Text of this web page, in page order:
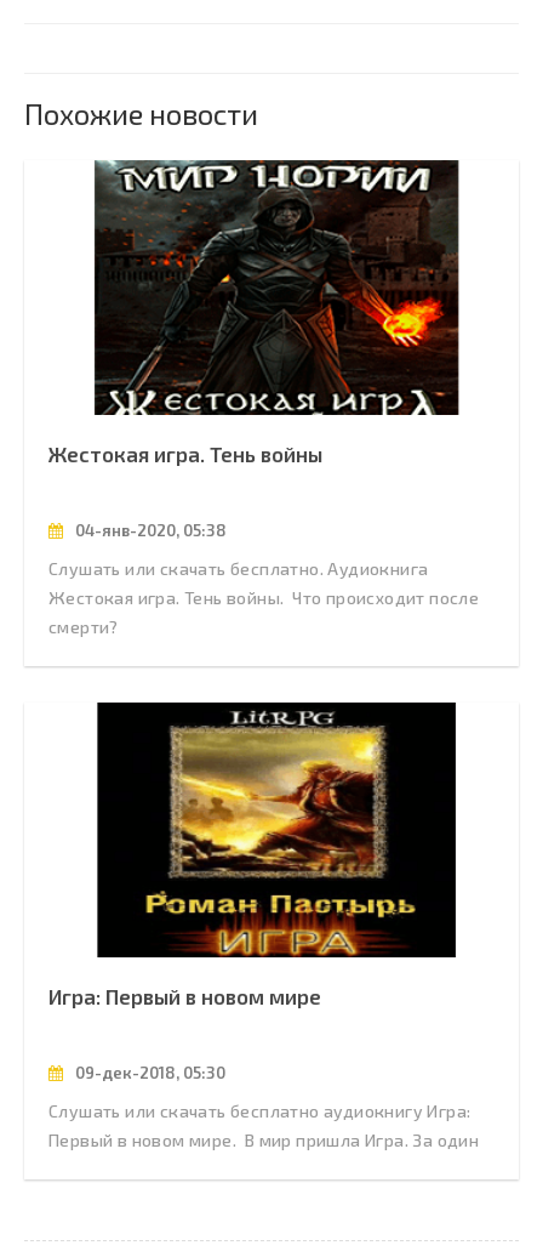
Похожие новости
Жестокая игра. Тень войны
04-янв-2020, 05:38
Слушать или скачать бесплатно. Аудиокнига
Жестокая игра. Тень войны. Что происходит после
смерти?
Игра: Первый в новом мире
09-дек-2018, 05:30
Слушать или скачать бесплатно аудиокнигу Игра:
Первый в новом мире. В мир пришла Игра. За один